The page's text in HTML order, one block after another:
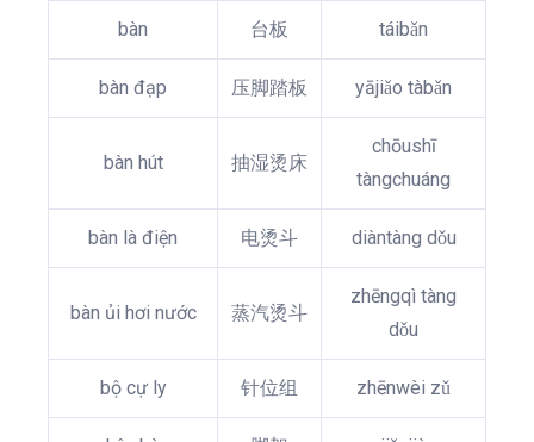
bàn 台板 táibǎn
bàn đạp 压脚踏板 yājiǎo tàbǎn
bàn hút 抽湿烫床
chōushī
tàngchuáng
bàn là điện 电烫斗 diàntàng dǒu
bàn ủi hơi nước 蒸汽烫斗
zhēngqì tàng
dǒu
bộ cự ly 针位组 zhēnwèi zǔ